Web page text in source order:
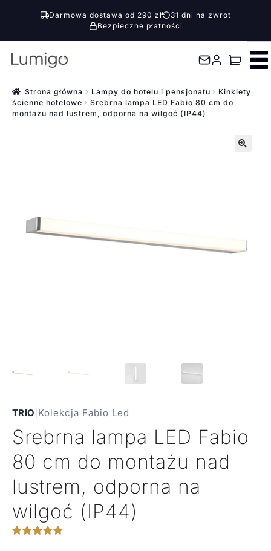
Darmowa dostawa od 290 zł
31 dni na zwrot
Bezpieczne płatności
Przejdź
nawigacji
Przejdź
treści Strona główna Lampy do hotelu i pensjonatu
Kinkiety
ścienne hotelowe
Srebrna lampa LED Fabio 80 cm do
montażu nad lustrem, odporna na wilgoć (IP44)
TRIO Kolekcja Fabio Led
Srebrna lampa LED Fabio
80 cm do montażu nad
lustrem, odporna na
wilgoć (IP44)